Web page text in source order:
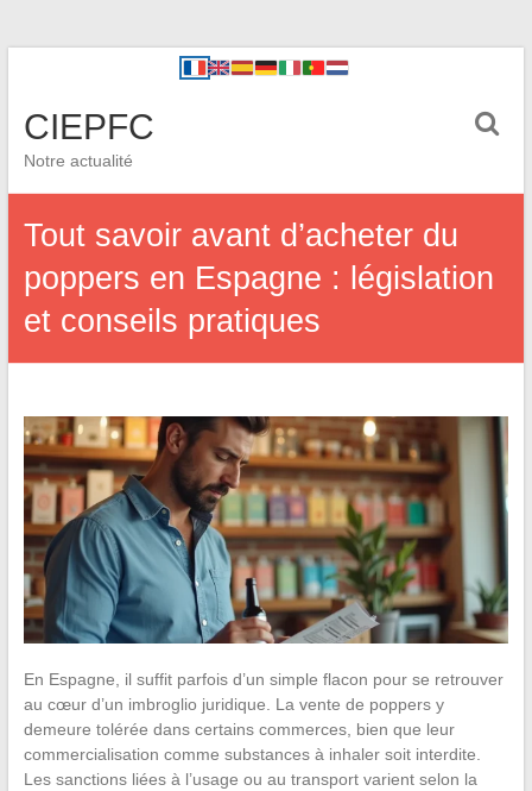
CIEPFC
Notre actualité
Tout savoir avant d’acheter du
poppers en Espagne : législation
et conseils pratiques
En Espagne, il suffit parfois d’un simple flacon pour se retrouver
au cœur d’un imbroglio juridique. La vente de poppers y
demeure tolérée dans certains commerces, bien que leur
commercialisation comme substances à inhaler soit interdite.
Les sanctions liées à l’usage ou au transport varient selon la